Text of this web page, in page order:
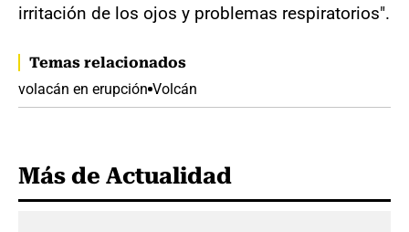
irritación de los ojos y problemas respiratorios".
Temas relacionados
volacán en erupción Volcán
Más de Actualidad